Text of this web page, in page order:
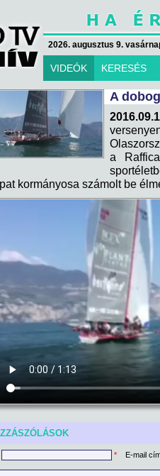
2026. augusztus 9.
VIDEÓK KERESÉS
A
a
kormányosa számolt be
* E-mail